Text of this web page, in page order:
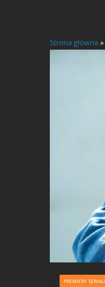
Strona główna »
PREMIERY SERIALI